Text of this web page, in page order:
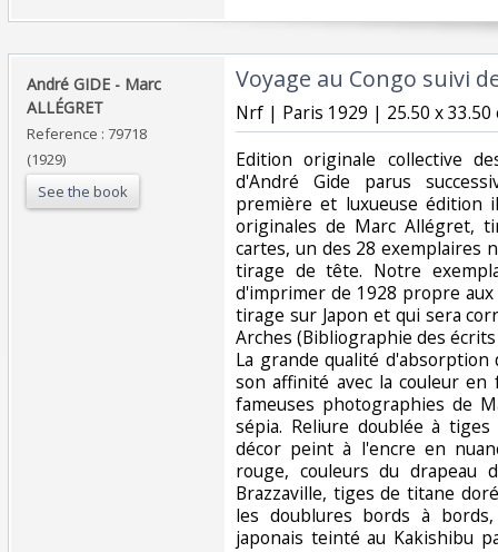
‎André GIDE - Marc
ALLÉGRET‎
Reference : 79718
(1929)
See the book
‎Voyage au Congo suivi
‎Nrf | Paris 1929 | 25.50 x
‎Edition originale collective
d'André Gide parus
première et luxueuse édition
originales de Marc Allégret,
cartes, un des 28 exemplaires
tirage de tête. Notre
d'imprimer de 1928 propre
tirage sur Japon et qui sera
Arches (Bibliographie des
La grande qualité
son affinité avec la couleur
fameuses photographies de
sépia. Reliure doublée à
décor peint à l'encre en
rouge, couleurs du drapeau
Brazzaville, tiges de titane
les doublures bords à
japonais teinté au Kakishibu